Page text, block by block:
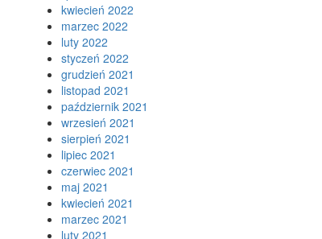
kwiecień 2022
marzec 2022
luty 2022
styczeń 2022
grudzień 2021
listopad 2021
październik 2021
wrzesień 2021
sierpień 2021
lipiec 2021
czerwiec 2021
maj 2021
kwiecień 2021
marzec 2021
luty 2021